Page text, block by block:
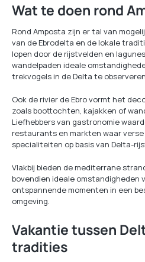
Wat te doen rond
Rond Amposta zijn er tal van
van de Ebrodelta en de lokale
lopen door de rijstvelden en
wandelpaden ideale
trekvogels in de Delta te
Ook de rivier de Ebro vormt het
zoals boottochten, kajakken of
Liefhebbers van gastronomie
restaurants en markten waar
specialiteiten op basis van Delta-
Vlakbij bieden de mediterrane
bovendien ideale omstandigheden
ontspannende momenten in een
omgeving.
Vakantie tussen
tradities